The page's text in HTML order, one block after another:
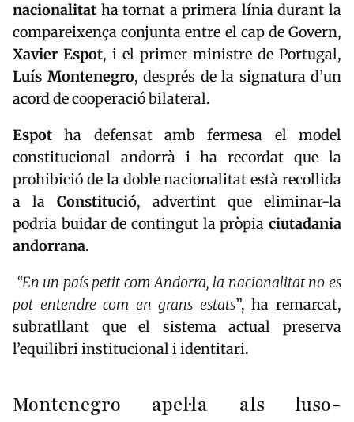
nacionalitat ha tornat a primera línia durant la
compareixença conjunta entre el cap de Govern,
Xavier Espot, i el primer ministre de Portugal,
Luís Montenegro, després de la signatura d’un
acord de cooperació bilateral.
Espot ha defensat amb fermesa el model
constitucional andorrà i ha recordat que la
prohibició de la doble nacionalitat està recollida
a la Constitució, advertint que eliminar-la
podria buidar de contingut la pròpia ciutadania
andorrana.
“En un país petit com Andorra, la nacionalitat no es
pot entendre com en grans estats”, ha remarcat,
subratllant que el sistema actual preserva
l’equilibri institucional i identitari.
Montenegro apel·la als luso-